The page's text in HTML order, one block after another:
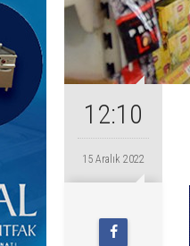
12:10
15 Aralık 2022